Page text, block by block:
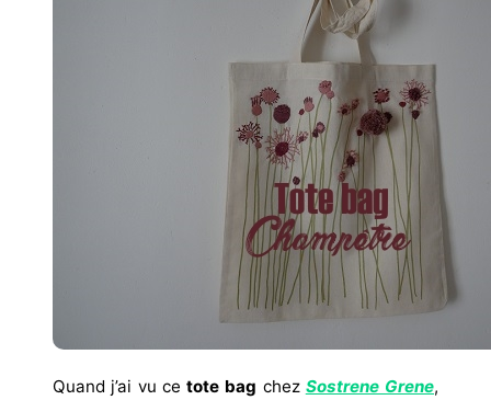
Quand j’ai vu ce tote bag chez Sostrene Grene,